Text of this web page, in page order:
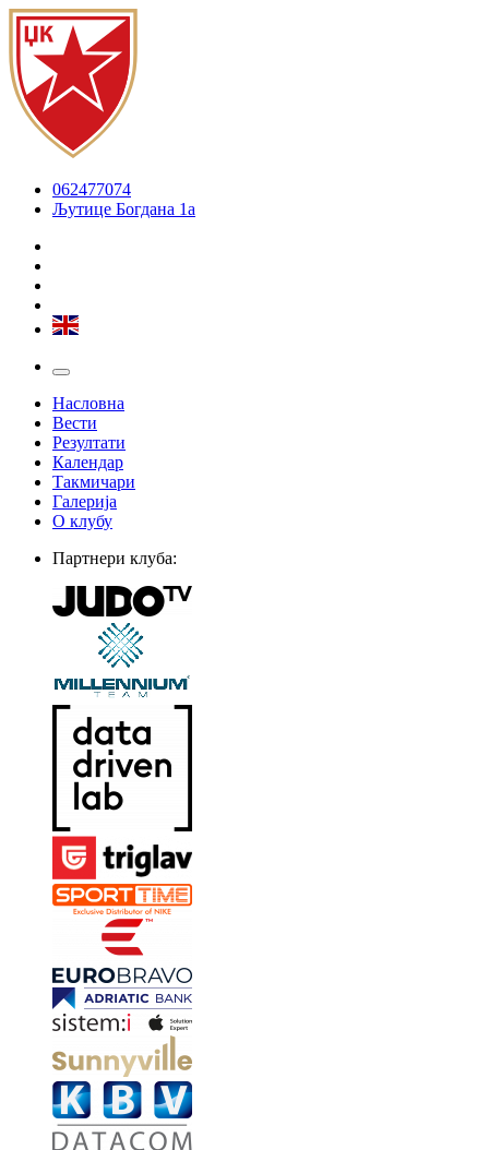
062477074
Љутице Богдана 1а
Насловна
Вести
Резултати
Календар
Такмичари
Галерија
О клубу
Партнери клуба: